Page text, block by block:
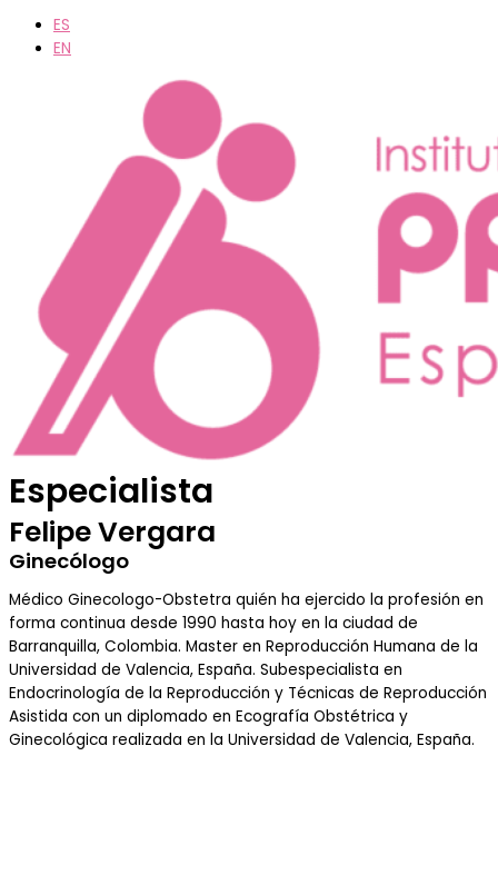
ES
EN
Especialista
Felipe Vergara
Ginecólogo
Médico Ginecologo-Obstetra quién ha ejercido la profesión en
forma continua desde 1990 hasta hoy en la ciudad de
Barranquilla, Colombia. Master en Reproducción Humana de la
Universidad de Valencia, España. Subespecialista en
Endocrinología de la Reproducción y Técnicas de Reproducción
Asistida con un diplomado en Ecografía Obstétrica y
Ginecológica realizada en la Universidad de Valencia, España.